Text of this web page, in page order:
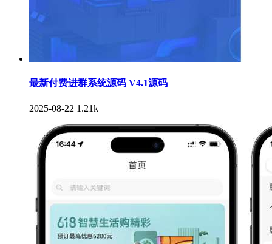
最新付费进群系统源码 V4.1源码
2025-08-22 1.21k